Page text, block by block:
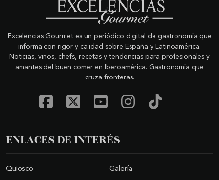
Excelencias Gourmet es un periódico digital de gastronomía que
informa con rigor y calidad sobre España y Latinoamérica.
Noticias, vinos, chefs, recetas y tendencias para profesionales y
amantes del buen comer en Iberoamérica. Gastronomía que
cruza fronteras.
ENLACES DE INTERÉS
Quiosco Galería